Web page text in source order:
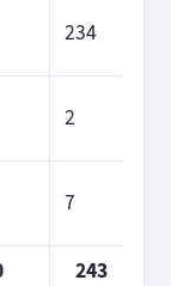
243
234
2
7